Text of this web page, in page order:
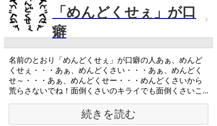
「めんどくせぇ」が口
癖
名前のとおり「めんどくせぇ」が口癖の人あぁ、めんど
くせぇ・・・あぁ、めんどくさい・・・あぁ、めんどく
せ～・・・あぁ、めんどくせー・・・めんどくさいから
荒らさないでね！面倒くさいのキライでも面倒くさいこ...
続きを読む